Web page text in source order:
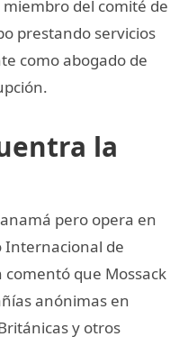
del comité de
prestando servicios
como abogado de
la
pero opera en
Internacional de
que Mossack
anónimas en
y otros